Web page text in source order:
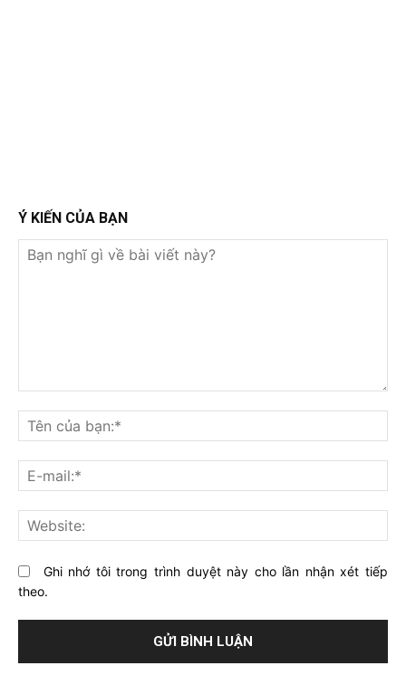
Ý KIẾN CỦA BẠN
nghĩ
gì
về
bài
viết
này?
Ghi nhớ tôi trong trình duyệt này cho lần nhận xét tiếp
theo.